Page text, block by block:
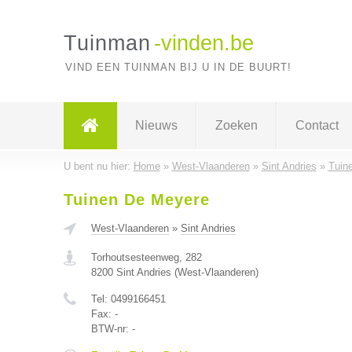
Tuinman -vinden.be
VIND EEN TUINMAN BIJ U IN DE BUURT!
Nieuws Zoeken Contact
U bent nu hier: Home» West-Vlaanderen» Sint Andries »
Tuinen De Meyere
West-Vlaanderen» Sint Andries
Torhoutsesteenweg, 282
8200 Sint Andries (West-Vlaanderen)
Tel: 0499166451
Fax: -
BTW-nr: -